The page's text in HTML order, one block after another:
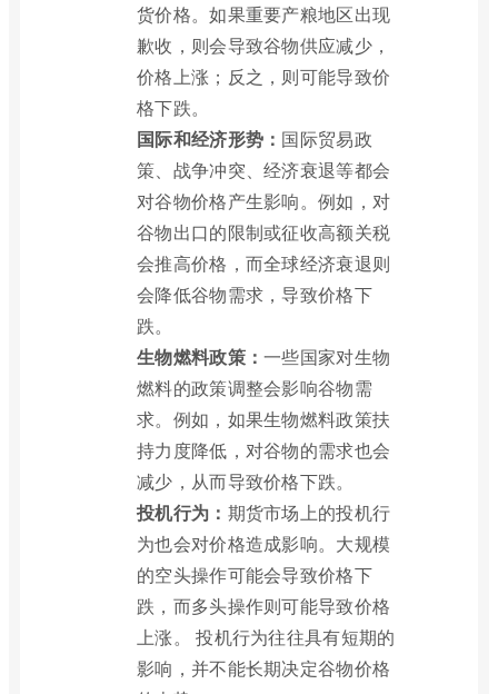
货价格。如果重要产粮地区出现
歉收，则会导致谷物供应减少，
价格上涨；反之，则可能导致价
格下跌。
国际和经济形势： 国际贸易政
策、战争冲突、经济衰退等都会
对谷物价格产生影响。例如，对
谷物出口的限制或征收高额关税
会推高价格，而全球经济衰退则
会降低谷物需求，导致价格下
跌。
生物燃料政策：一些国家对生物
燃料的政策调整会影响谷物需
求。例如，如果生物燃料政策扶
持力度降低，对谷物的需求也会
减少，从而导致价格下跌。
投机行为： 期货市场上的投机行
为也会对价格造成影响。大规模
的空头操作可能会导致价格下
跌，而多头操作则可能导致价格
上涨。 投机行为往往具有短期的
影响，并不能长期决定谷物价格